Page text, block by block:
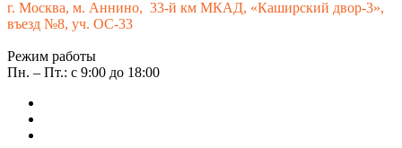
г. Москва, м. Аннино, 33-й км МКАД, «Каширский двор-3»,
въезд №8, уч. ОС-33
Режим работы
Пн. – Пт.: с 9:00 до 18:00